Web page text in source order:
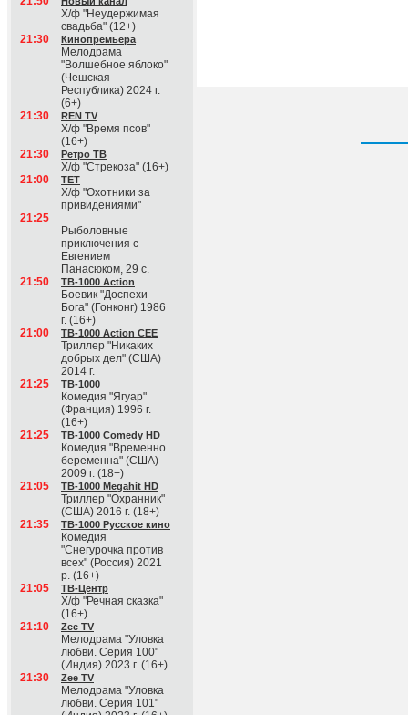
Х/ф "Неудержимая
свадьба" (12+)
21:30
Кинопремьера
Мелодрама
"Волшебное яблоко"
(Чешская
Республика) 2024 г.
(6+)
21:30
REN TV
Х/ф "Время псов"
(16+)
21:30
Ретро ТВ
Х/ф "Стрекоза" (16+)
21:00
ТЕТ
Х/ф "Охотники за
привидениями"
21:25
Рыболовные
приключения с
Евгением
Панасюком, 29 с.
21:50
ТВ-1000 Action
Боевик "Доспехи
Бога" (Гонконг) 1986
г. (16+)
21:00
ТВ-1000 Action CEE
Триллер "Никаких
добрых дел" (США)
2014 г.
21:25
ТВ-1000
Комедия "Ягуар"
(Франция) 1996 г.
(16+)
21:25
ТВ-1000 Comedy HD
Комедия "Временно
беременна" (США)
2009 г. (18+)
21:05
ТВ-1000 Megahit HD
Триллер "Охранник"
(США) 2016 г. (18+)
21:35
ТВ-1000 Русское кино
Комедия
"Снегурочка против
всех" (Россия) 2021
р. (16+)
21:05
ТВ-Центр
Х/ф "Речная сказка"
(16+)
21:10
Zee TV
Мелодрама "Уловка
любви. Серия 100"
(Индия) 2023 г. (16+)
21:30
Zee TV
Мелодрама "Уловка
любви. Серия 101"